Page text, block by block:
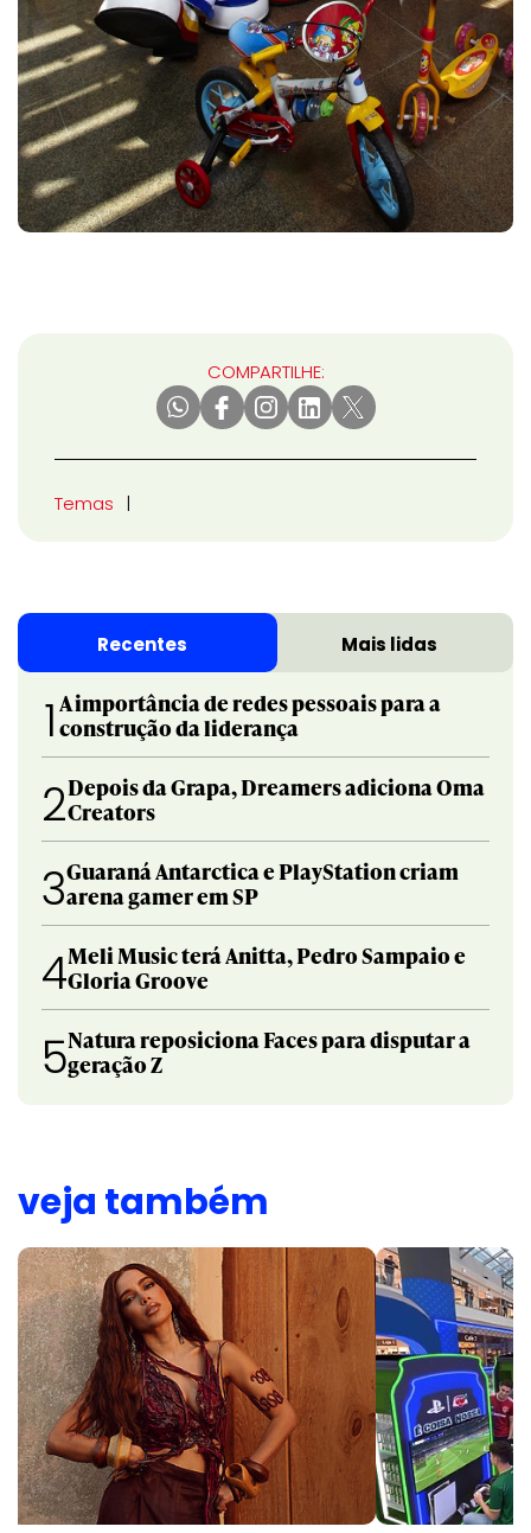
COMPARTILHE:
Temas
Recentes Mais lidas
1 A importância de redes pessoais para a
construção da liderança
2Depois da Grapa, Dreamers adiciona Oma
Creators
3Guaraná Antarctica e PlayStation criam
arena gamer em SP
4Meli Music terá Anitta, Pedro Sampaio e
Gloria Groove
5Natura reposiciona Faces para disputar a
geração Z
veja também